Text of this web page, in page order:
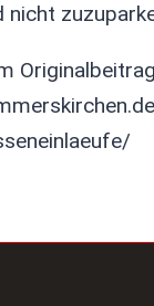
nicht